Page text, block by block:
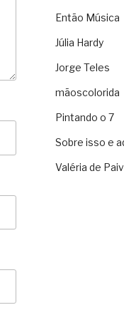
Então Música
Júlia Hardy
Jorge Teles
mãoscolorida
Pintando o 7
Sobre isso e
Valéria de